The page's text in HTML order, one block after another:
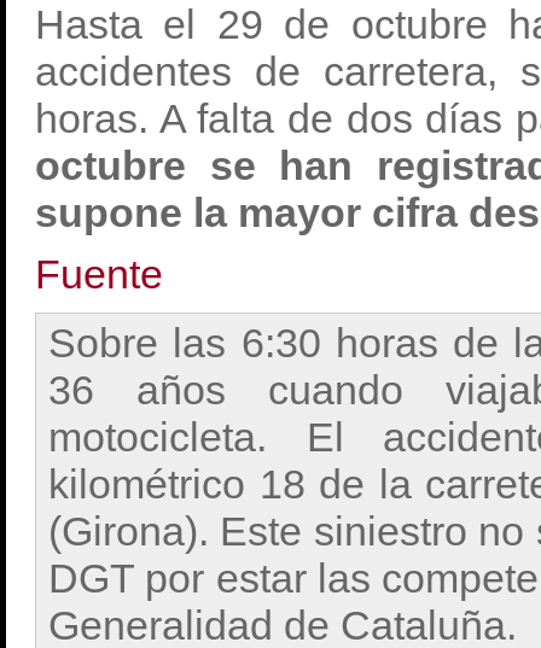
Hasta el 29 de octubre
accidentes de carretera,
horas. A falta de dos días
octubre se han
supone la mayor cifra
Fuente
Sobre las 6:30 horas de
36 años cuando
motocicleta. El
kilométrico 18 de la
(Girona). Este siniestro
DGT por estar las
Generalidad de Cataluña.